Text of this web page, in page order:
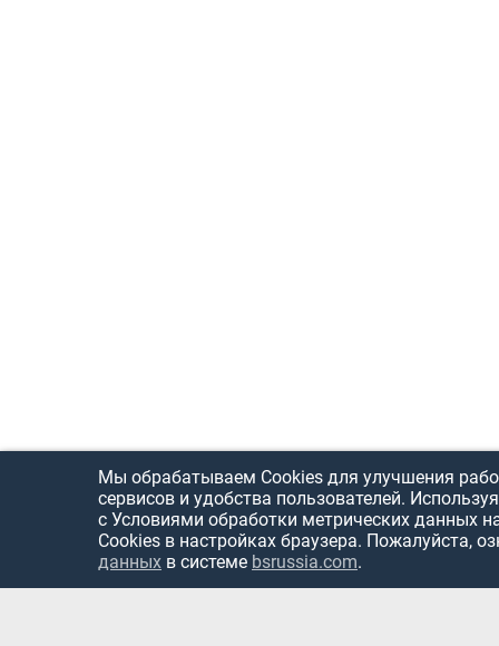
Мы обрабатываем Cookies для улучшения
сервисов и удобства пользователей.
с Условиями обработки метрических данных
Cookies в настройках браузера. Пожалуйста,
данных в системе bsrussia.com.